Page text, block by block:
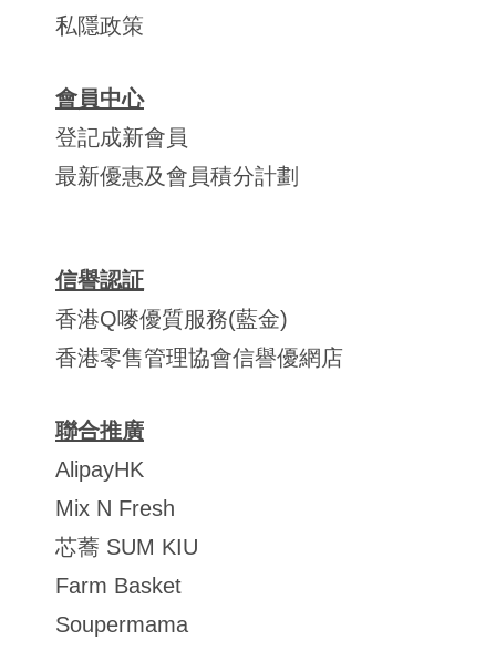
私隱政策
會員中心
登記成新會員
最新優惠及會員積分計劃
信譽認証
香港Q嘜優質服務(藍金)
香港零售管理協會信譽優網店
聯合推廣
AlipayHK
Mix N Fresh
芯蕎 SUM KIU
Farm Basket
Soupermama